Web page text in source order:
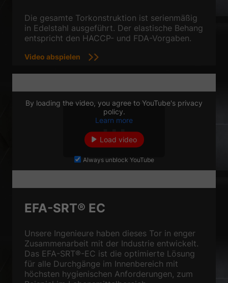
Die gesamte Torkonstruktion ist serienmäßig
in Edelstahl ausgeführt. Der elastische Behang
entspricht den HACCP- und FDA-Vorgaben.
Video abspielen
By loading the video, you agree to YouTube's privacy
policy.
Learn more
Load video
Always unblock YouTube
EFA-SRT® EC
Unsere Ingenieure haben dieses Tor in enger
Zusammenarbeit mit der Industrie entwickelt.
Das EFA-SRT®-EC ist die optimierte Lösung
für alle Durchgänge im Innenbereich mit
höchsten hygienischen Anforderungen, zum